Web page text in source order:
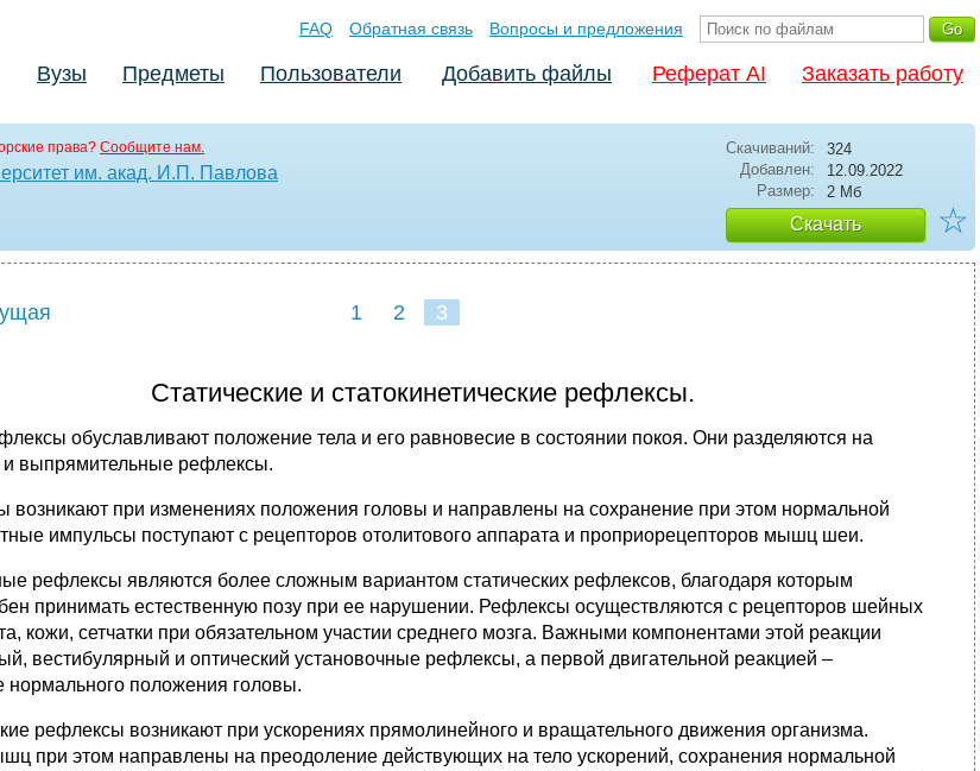
FAQ Обратная связь Вопросы и предложения
Вузы Предметы Пользователи Добавить файлы Реферат AI Заказать работу
права? Сообщите нам.
им. акад. И.П. Павлова
Скачиваний:
324
Добавлен:
12.09.2022
Размер:
2 Мб
Скачать ☆
1 2 3
Статические и статокинетические рефлексы.
обуславливают положение тела и его равновесие в состоянии покоя. Они разделяются на
выпрямительные рефлексы.
возникают при изменениях положения головы и направлены на сохранение при этом нормальной
импульсы поступают с рецепторов отолитового аппарата и проприорецепторов мышц шеи.
рефлексы являются более сложным вариантом статических рефлексов, благодаря которым
принимать естественную позу при ее нарушении. Рефлексы осуществляются с рецепторов шейных
кожи, сетчатки при обязательном участии среднего мозга. Важными компонентами этой реакции
вестибулярный и оптический установочные рефлексы, а первой двигательной реакцией –
нормального положения головы.
рефлексы возникают при ускорениях прямолинейного и вращательного движения организма.
при этом направлены на преодоление действующих на тело ускорений, сохранения нормальной